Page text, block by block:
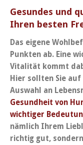
Gesundes und
Ihren besten
Das eigene
Punkten ab. Eine
Vitalität kommt
Hier sollten Sie
Auswahl an
Gesundheit von
wichtiger
nämlich Ihrem
richtig gut,